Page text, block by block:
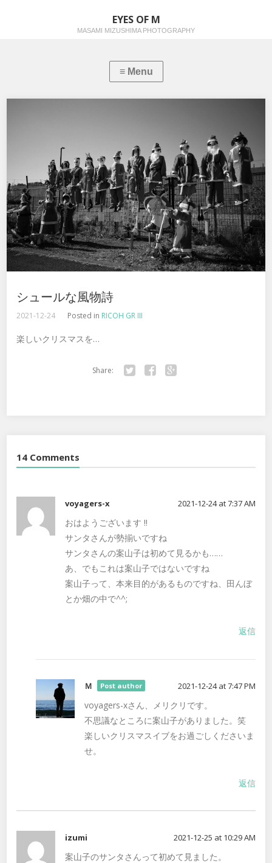
EYES OF M
MASAMI MIZUSHIMA PHOTOGRAPHY
シュールな風物詩
2021-12-24 Posted in RICOH GR III
楽しいクリスマスを…
Share:
14 Comments
voyagers-x 2021-12-24 at 7:37 AM
おはようございます ‼️
サンタさんが勢揃いですね
サンタさんの案山子は初めて見るかも……
あ、でもこれは案山子ではないですね
案山子って、本来目的があるものですね、田んぼ
とか畑の中で^^;
返信
Ｍ Post author 2021-12-24 at 7:47 PM
voyagers-xさん、メリクリです。
不思議なところに案山子がありました。笑
楽しいクリスマスイブをお過ごしくださいま
せ。
返信
izumi 2021-12-25 at 10:29 AM
案山子のサンタさんって初めて見ました。